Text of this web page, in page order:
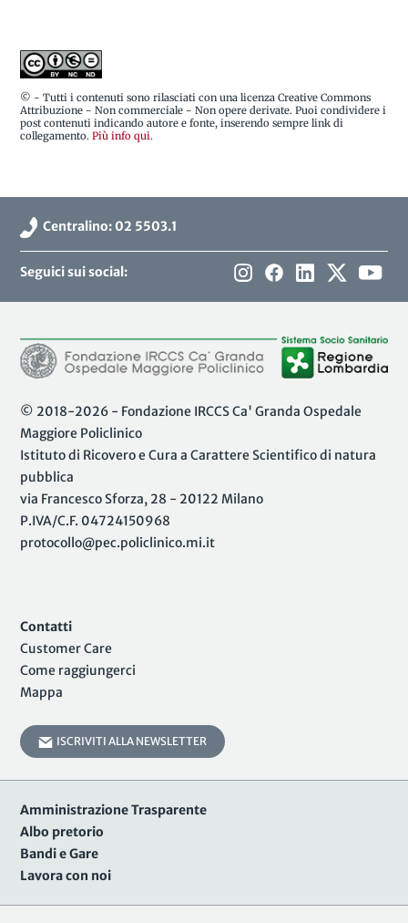
© - Tutti i contenuti sono rilasciati con una licenza Creative Commons
Attribuzione - Non commerciale - Non opere derivate. Puoi condividere i
post contenuti indicando autore e fonte, inserendo sempre link di
collegamento.Più info qui.
Centralino: 02 5503.1
Seguici sui social:
© 2018-2026 - Fondazione IRCCS Ca' Granda Ospedale
Maggiore Policlinico
Istituto di Ricovero e Cura a Carattere Scientifico di natura
pubblica
via Francesco Sforza, 28 - 20122 Milano
P.IVA/C.F. 04724150968
protocollo@pec.policlinico.mi.it
Contatti
Customer Care
Come raggiungerci
Mappa
ISCRIVITI ALLA NEWSLETTER
Amministrazione Trasparente
Albo pretorio
Bandi e Gare
Lavora con noi